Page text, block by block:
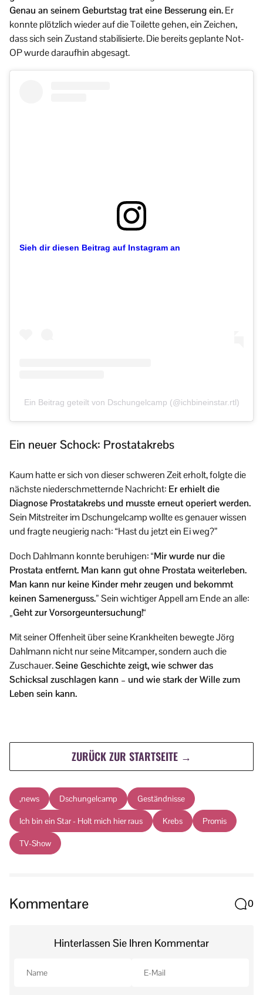
Genau an seinem Geburtstag trat eine Besserung ein.Er
konnte plötzlich wieder auf die Toilette gehen, ein Zeichen,
dass sich sein Zustand stabilisierte. Die bereits geplante Not-
OP wurde daraufhin abgesagt.
Sieh dir diesen Beitrag auf Instagram an
Ein Beitrag geteilt von Dschungelcamp (@ichbineinstar.rtl)
Ein neuer Schock: Prostatakrebs
Kaum hatte er sich von dieser schweren Zeit erholt, folgte die
nächste niederschmetternde Nachricht: Er erhielt die
Diagnose Prostatakrebs und musste erneut operiert werden.
Sein Mitstreiter im Dschungelcamp wollte es genauer wissen
und fragte neugierig nach: “Hast du jetzt ein Ei weg?”
Doch Dahlmann konnte beruhigen:“Mir wurde nur die
Prostata entfernt. Man kann gut ohne Prostata weiterleben.
Man kann nur keine Kinder mehr zeugen und bekommt
keinen Samenerguss.”Sein wichtiger Appell am Ende an alle:
„Geht zur Vorsorgeuntersuchung!“
Mit seiner Offenheit über seine Krankheiten bewegte Jörg
Dahlmann nicht nur seine Mitcamper, sondern auch die
Zuschauer.Seine Geschichte zeigt, wie schwer das
Schicksal zuschlagen kann – und wie stark der Wille zum
Leben sein kann.
ZURÜCK ZUR STARTSEITE →
,news Dschungelcamp Geständnisse
Ich bin ein Star - Holt mich hier raus Krebs Promis
TV-Show
Kommentare 0
Hinterlassen Sie Ihren Kommentar